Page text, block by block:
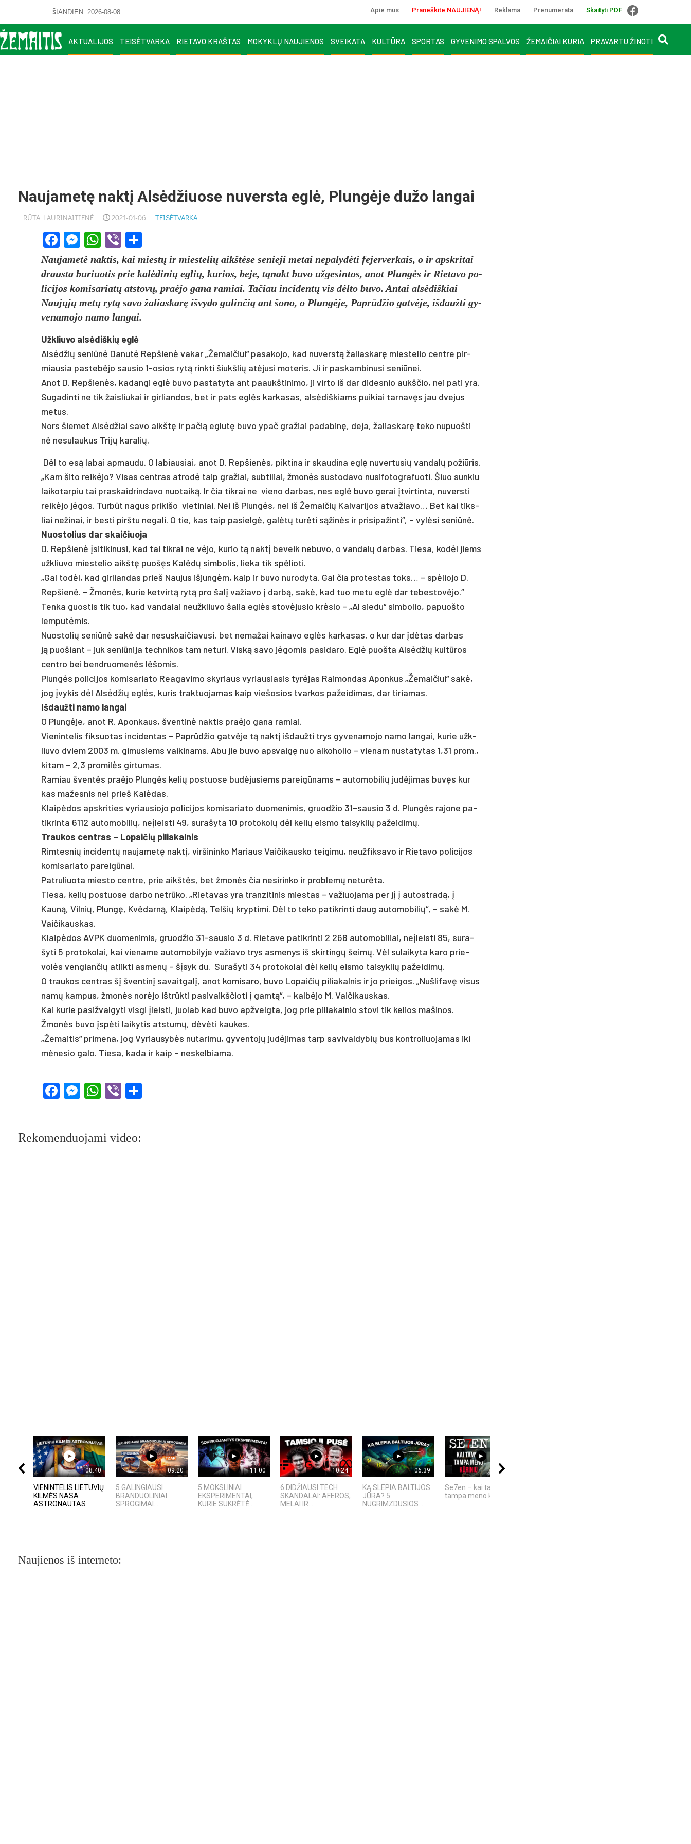
ŠIANDIEN: 2026-08-08 Apie mus Praneškite NAUJIENĄ! Reklama Prenumerata Skaityti PDF
AKTUALIJOS TEISĖTVARKA RIETAVO KRAŠTAS MOKYKLŲ NAUJIENOS SVEIKATA KULTŪRA SPORTAS GYVENIMO SPALVOS ŽEMAIČIAI KURIA PRAVARTU ŽINOTI
Naujametę naktį Alsėdžiuose nuversta eglė, Plungėje dužo langai
RŪTA LAURINAITIENĖ 2021-01-06 TEISĖTVARKA
Facebook
Messenger
WhatsApp
Viber
Nau­ja­metė nak­tis, kai miestų ir mies­te­lių aikštė­se se­nie­ji me­tai ne­pa­lydė­ti fe­jer­ver­kais, o ir ap­skri­tai
draus­ta bu­riuo­tis prie kalė­di­nių eg­lių, ku­rios, be­je, tąnakt bu­vo už­ge­sin­tos, anot Plungės ir Rie­ta­vo po­
li­ci­jos ko­mi­sa­riatų at­stovų, pra­ėjo ga­na ra­miai. Ta­čiau in­ci­dentų vis dėlto bu­vo. An­tai alsė­diš­kiai
Naujųjų metų rytą sa­vo ža­lias­karę iš­vy­do gu­lin­čią ant šo­no, o Plungė­je, Paprūd­žio gatvė­je, iš­dauž­ti gy­
ve­na­mo­jo na­mo lan­gai.
Užk­liu­vo alsė­diš­kių eglė
Alsėd­žių se­niūnė Da­nutė Rep­šienė va­kar „Že­mai­čiui“ pa­sa­ko­jo, kad nu­verstą ža­lias­karę mies­te­lio cent­re pir­
miau­sia pa­stebė­jo sau­sio 1-osios rytą rink­ti šiukš­lių at­ėju­si mo­te­ris. Ji ir pa­skam­bi­nu­si se­niū­nei.
Anot D. Rep­šienės, ka­dan­gi eglė bu­vo pa­sta­ty­ta ant paaukš­ti­ni­mo, ji vir­to iš dar di­des­nio aukš­čio, nei pa­ti yra.
Su­ga­din­ti ne tik žais­liu­kai ir gir­lian­dos, bet ir pa­ts eglės kar­ka­sas, alsė­diš­kiams pui­kiai tar­navęs jau dve­jus
me­tus.
Nors šie­met Alsėd­žiai sa­vo aikštę ir pa­čią eg­lutę bu­vo ypač gra­žiai pa­da­binę, de­ja, ža­lias­karę te­ko nu­puoš­ti
nė ne­su­lau­kus Trijų ka­ra­lių.
Dėl to esą la­bai ap­mau­du. O la­biau­siai, anot D. Rep­šienės, pik­ti­na ir skau­di­na eglę nu­ver­tu­sių van­dalų po­žiū­ris.
„Kam ši­to reikė­jo? Vi­sas cent­ras at­rodė taip gra­žiai, su­bti­liai, žmonės su­sto­da­vo nu­si­fo­tog­ra­fuo­ti. Šiuo sun­kiu
lai­ko­tar­piu tai pra­skaid­rin­da­vo nuo­taiką. Ir čia tik­rai ne vie­no dar­bas, nes eglė bu­vo ge­rai įtvir­tin­ta, nu­vers­ti
reikė­jo jėgos. Turbūt na­gus pri­ki­šo vie­ti­niai. Nei iš Plungės, nei iš Že­mai­čių Kal­va­ri­jos at­va­žia­vo… Bet kai tiks­
liai ne­ži­nai, ir be­sti pirš­tu ne­ga­li. O tie, kas taip pa­sielgė, galėtų turė­ti sąžinės ir pri­si­pa­žin­ti“, – vylė­si se­niūnė.
Nuos­to­lius dar skai­čiuo­ja
D. Rep­šienė įsi­ti­ki­nu­si, kad tai tik­rai ne vėjo, ku­rio tą naktį be­veik ne­bu­vo, o van­dalų dar­bas. Tie­sa, kodėl jiems
užk­liu­vo mies­te­lio aikštę puošęs Kalėdų sim­bo­lis, lie­ka tik spėlio­ti.
„Gal todėl, kad gir­lian­das prie­š Nau­jus iš­jungėm, kaip ir bu­vo nu­ro­dy­ta. Gal čia pro­tes­tas toks… – spėlio­jo D.
Rep­šienė. – Žmonės, ku­rie ket­virtą rytą pro šalį va­žia­vo į darbą, sakė, kad tuo me­tu eglė dar te­bes­tovė­jo.“
Ten­ka guos­tis tik tuo, kad van­da­lai neužk­liu­vo ša­lia eglės stovė­ju­sio krėslo – „Al sie­du“ sim­bo­lio, pa­puoš­to
lem­putė­mis.
Nuos­to­lių se­niūnė sakė dar ne­sus­kai­čia­vu­si, bet ne­ma­žai kai­navo eglės kar­ka­sas, o kur dar įdėtas dar­bas
ją puo­šiant – juk se­niū­ni­ja tech­ni­kos tam ne­tu­ri. Viską sa­vo jėgo­mis pa­si­da­ro. Eglė puoš­ta Alsėd­žių kultū­ros
cent­ro bei bend­ruo­menės lėšo­mis.
Plungės po­li­ci­jos ko­mi­sa­ria­to Rea­ga­vi­mo sky­riaus vy­riau­sia­sis tyrė­jas Rai­mon­das Apon­kus „Že­mai­čiui“ sakė,
jog įvy­kis dėl Alsėd­žių eglės, ku­ris trak­tuo­ja­mas kaip vie­šo­sios tvar­kos pa­žei­di­mas, dar ti­ria­mas.
Iš­dauž­ti na­mo lan­gai
O Plungė­je, anot R. Apon­kaus, šven­tinė nak­tis pra­ėjo ga­na ra­miai.
Vie­nin­te­lis fik­suo­tas in­ci­den­tas – Paprūd­žio gatvė­je tą naktį iš­dauž­ti trys gy­ve­na­mo­jo na­mo lan­gai, ku­rie užk­
liu­vo dviem 2003 m. gi­mu­siems vai­ki­nams. Abu jie bu­vo ap­svaigę nuo al­ko­ho­lio – vie­nam nu­sta­ty­tas 1,31 pro­m.,
ki­tam – 2,3 pro­milės gir­tu­mas.
Ra­miau šventės pra­ėjo Plungės ke­lių po­stuo­se budė­ju­siems pa­reigū­nams – au­to­mo­bi­lių judė­ji­mas buvęs kur
kas ma­žes­nis nei prie­š Kalė­das.
Klaipė­dos ap­skri­ties vy­riau­sio­jo po­li­ci­jos ko­mi­sa­ria­to duo­me­ni­mis, gruod­žio 31–sausio 3 d. Plungės ra­jo­ne pa­
tik­rin­ta 6112 au­to­mo­bi­lių, ne­įleis­ti 49, su­ra­šy­ta 10 pro­to­kolų dėl ke­lių eis­mo tai­syk­lių pa­žei­dimų.
Trau­kos cent­ras – Lo­pai­čių pi­lia­kal­nis
Rim­tes­nių in­ci­dentų nau­ja­metę naktį, vir­ši­nin­ko Ma­riaus Vai­či­kaus­ko tei­gi­mu, neuž­fik­sa­vo ir Rie­ta­vo po­li­ci­jos
ko­mi­sa­ria­to pa­reigū­nai.
Pa­tru­liuota mies­to cent­re, prie aikštės, bet žmonės čia ne­si­rin­ko ir pro­blemų ne­turė­ta.
Tie­sa, ke­lių po­stuo­se dar­bo ne­trūko. „Rie­ta­vas yra tran­zi­ti­nis mies­tas – va­žiuo­ja­ma per jį į au­tost­radą, į
Kauną, Vil­nių, Plungę, Kvėdarną, Klaipėdą, Tel­šių kryp­ti­mi. Dėl to te­ko pa­tik­rin­ti daug au­to­mo­bi­lių“, – sakė M.
Vai­či­kaus­kas.
Klaipė­dos AVPK duo­me­ni­mis, gruod­žio 31–sausio 3 d. Rie­ta­ve pa­tik­rin­ti 2 268 au­to­mo­bi­liai, ne­įleis­ti 85, su­ra­
šy­ti 5 pro­to­ko­lai, kai vie­na­me au­to­mo­bi­ly­je va­žia­vo trys as­me­nys iš skir­tingų šeimų. Vėl su­lai­ky­ta ka­ro prie­
volės ven­gian­čių at­lik­ti as­menų – šįsyk du. Su­ra­šy­ti 34 pro­to­ko­lai dėl ke­lių eis­mo tai­syk­lių pa­žei­dimų.
O trau­kos cent­ras šį šven­tinį sa­vait­galį, anot ko­mi­sa­ro, bu­vo Lo­pai­čių pi­lia­kal­nis ir jo priei­gos. „Nuš­li­favę vi­sus
namų kam­pus, žmonės norė­jo ištrūk­ti pa­si­vaikš­čio­ti į gamtą“, – kalbė­jo M. Vai­či­kaus­kas.
Kai ku­rie pa­si­žval­gy­ti vis­gi įleis­ti, juo­lab kad bu­vo ap­žvelg­ta, jog prie pi­lia­kal­nio sto­vi tik ke­lios ma­ši­nos.
Žmonės bu­vo įspėti lai­ky­tis at­stumų, dėvėti kau­kes.
„Že­mai­tis“ pri­me­na, jog Vy­riau­sybės nu­ta­ri­mu, gy­ven­tojų judė­ji­mas tarp sa­vi­val­dy­bių bus kont­ro­liuo­ja­mas iki
mėne­sio ga­lo. Tie­sa, ka­da ir kaip – ne­skel­bia­ma.
Facebook
Messenger
WhatsApp
Viber
Rekomenduojami video:
08:40
VIENINTELIS LIETUVIŲ
KILMĖS NASA
ASTRONAUTAS
09:20
5 GALINGIAUSI
BRANDUOLINIAI
SPROGIMAI...
11:00
5 MOKSLINIAI
EKSPERIMENTAI,
KURIE SUKRĖTĖ...
10:24
6 DIDŽIAUSI TECH
SKANDALAI: AFEROS,
MELAI IR...
06:39
KĄ SLEPIA BALTIJOS
JŪRA? 5
NUGRIMZDUSIOS...
17:50
Se7en – kai tamsa
tampa meno kūriniu
Naujienos iš interneto: